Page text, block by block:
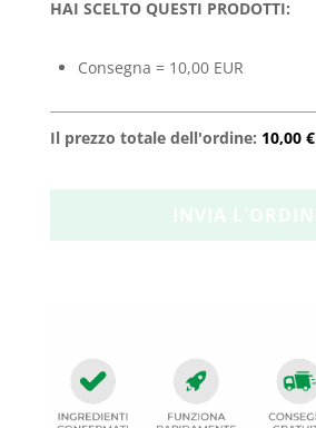
HAI SCELTO QUESTI PRODOTTI:
Consegna = 10,00 EUR
Il prezzo totale dell'ordine: 10,00 €